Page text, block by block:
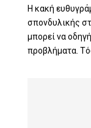
Η κακή
σπονδυλικής
μπορεί να
προβλήματα.